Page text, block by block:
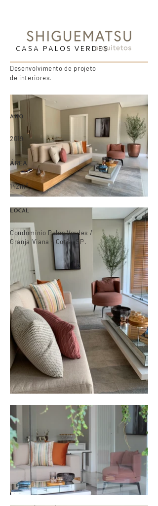
CASA PALOS VERDES
Desenvolvimento de projeto
de interiores.
ANO
2019
ÁREA
142m²
LOCAL
Condomínio Palos Verdes /
Granja Viana - Cotia, SP.